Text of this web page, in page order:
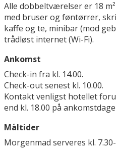
Alle dobbeltværelser er 18
med bruser og føntørrer,
kaffe og te, minibar (mod
trådløst internet (Wi-Fi).
Ankomst
Check-in fra kl. 14.00.
Check-out senest kl. 10.00.
Kontakt venligst hotellet
end kl. 18.00 på
Måltider
Morgenmad serveres kl.